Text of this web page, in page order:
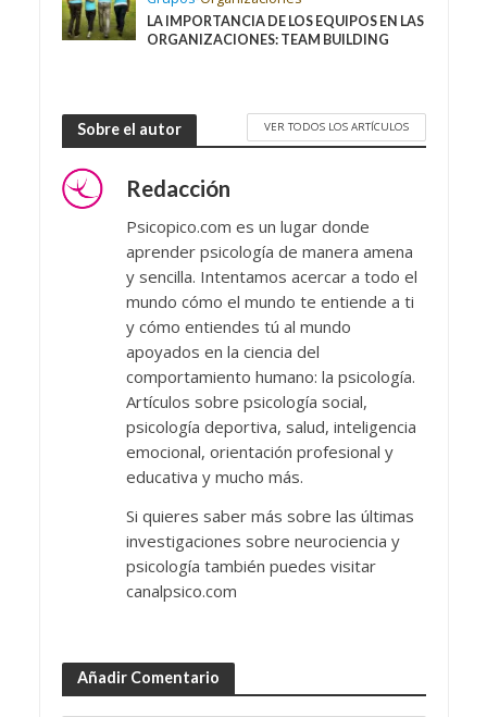
LA IMPORTANCIA DE LOS EQUIPOS EN LAS
ORGANIZACIONES: TEAM BUILDING
Sobre el autor VER TODOS LOS ARTÍCULOS
Redacción
Psicopico.com es un lugar donde
aprender psicología de manera amena
y sencilla. Intentamos acercar a todo el
mundo cómo el mundo te entiende a ti
y cómo entiendes tú al mundo
apoyados en la ciencia del
comportamiento humano: la psicología.
Artículos sobre psicología social,
psicología deportiva, salud, inteligencia
emocional, orientación profesional y
educativa y mucho más.
Si quieres saber más sobre las últimas
investigaciones sobre neurociencia y
psicología también puedes visitar
canalpsico.com
Añadir Comentario